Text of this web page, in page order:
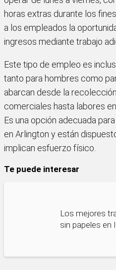
horas extras durante los
a los empleados la
ingresos mediante trabajo
Este tipo de empleo es
tanto para hombres como
abarcan desde la
comerciales hasta labores
Es una opción adecuada
en Arlington y están
implican esfuerzo físico.
Te puede interesar
Los mejores
sin papeles en